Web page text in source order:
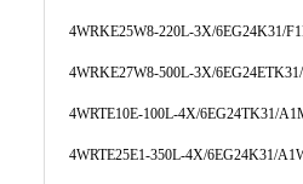
4WRKE25W8-220L-3X/6EG24K31/
4WRKE27W8-500L-3X/
4WRTE10E-100L-4X/6EG24TK31/
4WRTE25E1-350L-4X/6EG24K31/